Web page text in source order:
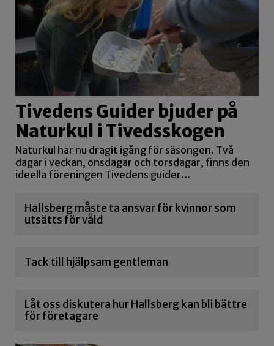
Tivedens Guider bjuder på
Naturkul i Tivedsskogen
Naturkul har nu dragit igång för säsongen. Två
dagar i veckan, onsdagar och torsdagar, finns den
ideella föreningen Tivedens guider...
Hallsberg måste ta ansvar för kvinnor som
utsätts för våld
Tack till hjälpsam gentleman
Låt oss diskutera hur Hallsberg kan bli bättre
för företagare